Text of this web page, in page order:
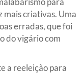
mais criativas. Uma
erradas, que foi
do vigário com
a reeleição para